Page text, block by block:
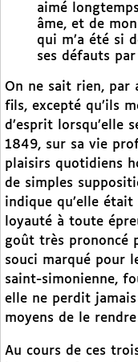
aimé
âme, et de
qui m’a été si
ses défauts par
On ne sait rien, par
fils, excepté qu’ils
d’esprit lorsqu’elle
1849, sur sa vie
plaisirs quotidiens
de simples
indique qu’elle était
loyauté à toute
goût très prononcé
souci marqué pour
saint-simonienne,
elle ne perdit
moyens de le
Au cours de ces